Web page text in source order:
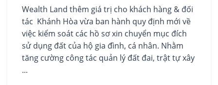
Wealth Land thêm giá trị cho khách hàng & đối
tác Khánh Hòa vừa ban hành quy định mới về
việc kiểm soát các hồ sơ xin chuyển mục đích
sử dụng đất của hộ gia đình, cá nhân. Nhằm
tăng cường công tác quản lý đất đai, trật tự xây
...